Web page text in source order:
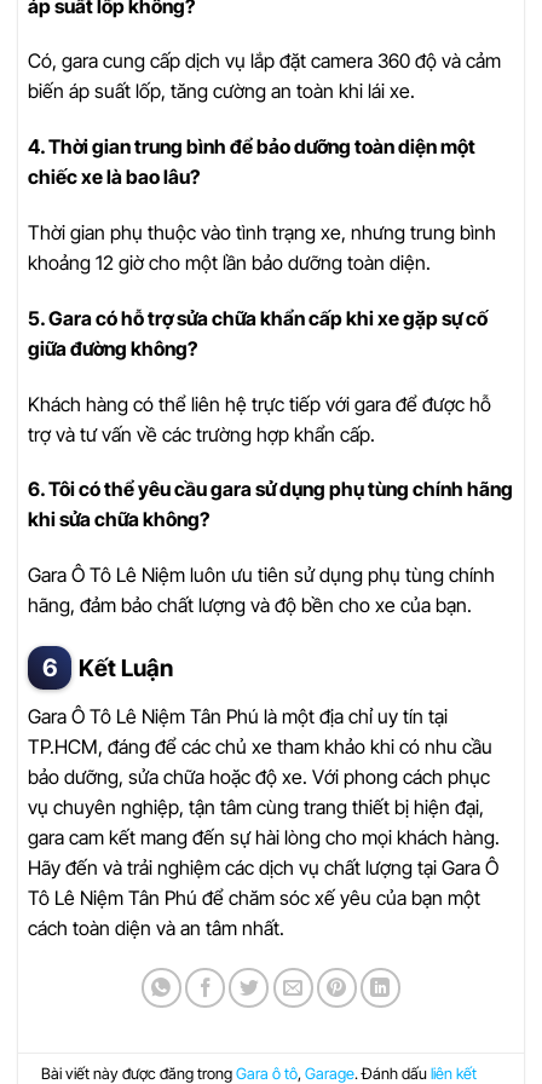
áp suất lốp không?
Có, gara cung cấp dịch vụ lắp đặt camera 360 độ và cảm
biến áp suất lốp, tăng cường an toàn khi lái xe.
4. Thời gian trung bình để bảo dưỡng toàn diện một
chiếc xe là bao lâu?
Thời gian phụ thuộc vào tình trạng xe, nhưng trung bình
khoảng 12 giờ cho một lần bảo dưỡng toàn diện.
5. Gara có hỗ trợ sửa chữa khẩn cấp khi xe gặp sự cố
giữa đường không?
Khách hàng có thể liên hệ trực tiếp với gara để được hỗ
trợ và tư vấn về các trường hợp khẩn cấp.
6. Tôi có thể yêu cầu gara sử dụng phụ tùng chính hãng
khi sửa chữa không?
Gara Ô Tô Lê Niệm luôn ưu tiên sử dụng phụ tùng chính
hãng, đảm bảo chất lượng và độ bền cho xe của bạn.
Kết Luận
Gara Ô Tô Lê Niệm Tân Phú là một địa chỉ uy tín tại
TP.HCM, đáng để các chủ xe tham khảo khi có nhu cầu
bảo dưỡng, sửa chữa hoặc độ xe. Với phong cách phục
vụ chuyên nghiệp, tận tâm cùng trang thiết bị hiện đại,
gara cam kết mang đến sự hài lòng cho mọi khách hàng.
Hãy đến và trải nghiệm các dịch vụ chất lượng tại Gara Ô
Tô Lê Niệm Tân Phú để chăm sóc xế yêu của bạn một
cách toàn diện và an tâm nhất.
Bài viết này được đăng trongGara ô tô,Garage. Đánh dấuliên kết